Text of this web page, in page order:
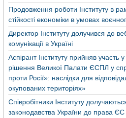
Продовження роботи Інституту в
стійкості економіки в умовах
Директор Інституту долучився до
комунікації в Україні
Аспірант Інституту прийняв участь у
рішення Великої Палати ЄСПЛ у
проти Росії»: наслідки для
окупованих територіях»
Співробітники Інституту
законодавства України до права